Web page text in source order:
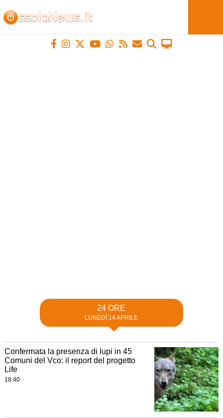
24 ORE
LUNEDÌ 14 APRILE
Confermata la presenza di lupi in 45
Comuni del Vco: il report del progetto
Life
18:40